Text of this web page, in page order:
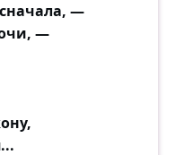
—
—